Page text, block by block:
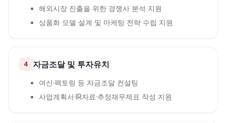
해외시장 진출을 위한 경쟁사 분석 지원
상품화 모델 설계 및 마케팅 전략 수립 지원
4 자금조달 및 투자유치
여신·팩토링 등 자금조달 컨설팅
사업계획서·IR자료·추정재무제표 작성 지원